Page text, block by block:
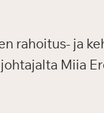
rahoitus- ja
Miia